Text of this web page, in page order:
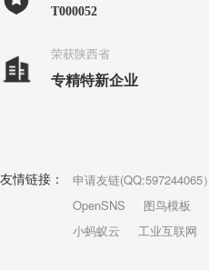
T000052
荣获陕西省
专精特新企业
友情链接： 申请友链(QQ:597244065）
OpenSNS
图鸟模板
小蚂蚁云
工业互联网